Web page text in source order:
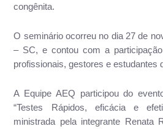
congênita.
O seminário ocorreu no dia 27 de
– SC, e contou com a
profissionais, gestores e estudantes
A Equipe AEQ participou do
“Testes Rápidos, eficácia e
ministrada pela integrante Renata